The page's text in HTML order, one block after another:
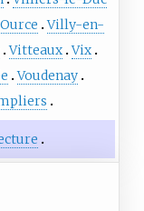
Villy-en-
Vitteaux Vix
Voudenay